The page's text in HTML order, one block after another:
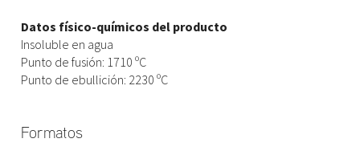
Datos físico-químicos del producto
Insoluble en agua
Punto de fusión: 1710 ºC
Punto de ebullición: 2230 ºC
Formatos